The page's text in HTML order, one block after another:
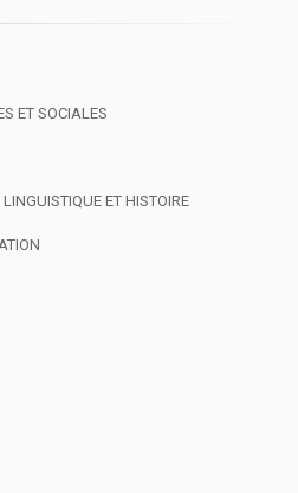
ET SOCIALES
ET HISTOIRE